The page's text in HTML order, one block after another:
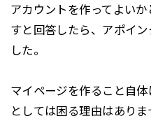
アカウントを作ってよい
すと回答したら、アポイ
した。
マイページを作ること自
としては困る理由はありま